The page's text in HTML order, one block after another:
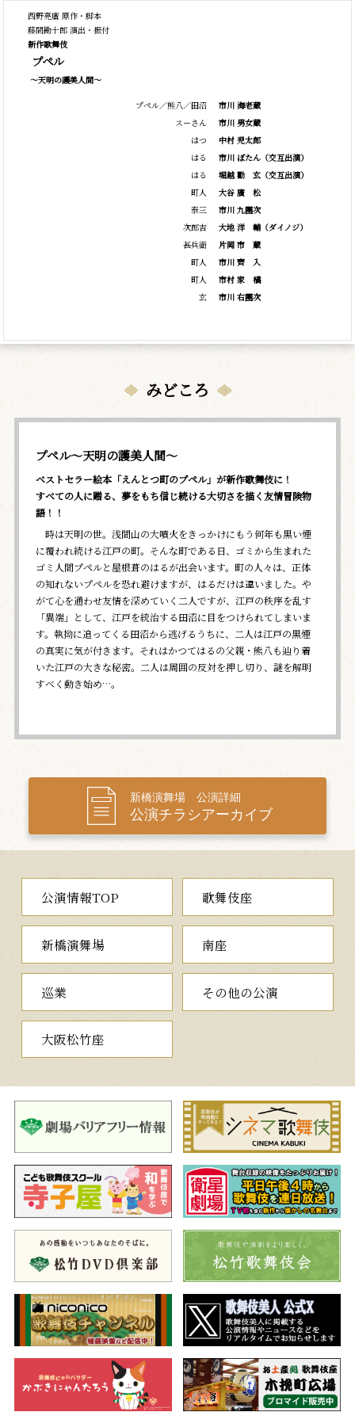
西野亮廣 原作・脚本
藤間勘十郎 演出・振付
新作歌舞伎
プペル
～天明の護美人間～
プペル／熊八／田沼
スーさん
はつ
はる
はる
町人
泰三
次郎吉
甚兵衛
町人
町人
玄
市川 海老蔵
市川 男女蔵
中村 児太郎
市川 ぼたん（交互出演）
堀越勸
玄（交互出演）
大谷 廣
松
市川 九團次
大地 洋
輔（ダイノジ）
片岡 市
蔵
市川 齊
入
市村 家
橘
市川 右團次
みどころ
プペル～天明の護美人間～
ベストセラー絵本「えんとつ町のプペル」が新作歌舞伎に！
すべての人に贈る、夢をもち信じ続ける大切さを描く友情冒険物
語！！
時は天明の世。浅間山の大噴火をきっかけにもう何年も黒い煙
に覆われ続ける江戸の町。そんな町である日、ゴミから生まれた
ゴミ人間プペルと屋根葺のはるが出会います。町の人々は、正体
の知れないプペルを恐れ避けますが、はるだけは違いました。や
がて心を通わせ友情を深めていく二人ですが、江戸の秩序を乱す
「異端」として、江戸を統治する田沼に目をつけられてしまいま
す。執拗に追ってくる田沼から逃げるうちに、二人は江戸の黒煙
の真実に気が付きます。それはかつてはるの父親・熊八も辿り着
いた江戸の大きな秘密。二人は周囲の反対を押し切り、謎を解明
すべく動き始め…。
新橋演舞場 公演詳細
公演チラシアーカイブ
公演情報TOP 歌舞伎座
新橋演舞場 南座
巡業 その他の公演
大阪松竹座